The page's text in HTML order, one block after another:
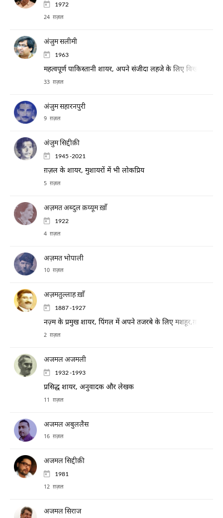
1972
24 ग़ज़ल
अंजुम सलीमी
1963
महत्वपूर्ण पाकिस्तानी शायर, अपने संजीदा लहजे के लिए विख्यात।
33 ग़ज़ल
अंजुम सहारनपुरी
9 ग़ज़ल
अंजुम सिद्दीक़ी
1945 -2021
ग़ज़ल के शायर, मुशायरों में भी लोकप्रिय
5 ग़ज़ल
अज़मत अब्दुल क़य्यूम ख़ाँ
1922
4 ग़ज़ल
अज़मत भोपाली
10 ग़ज़ल
अज़मतुल्लाह ख़ाँ
1887 -1927
नज़्म के प्रमुख शायर, पिंगल में अपने तजरबे के लिए मशहूर,ग़ज़ल के
2 ग़ज़ल
अजमल अजमली
1932 -1993
प्रसिद्ध शायर, अनुवादक और लेखक
11 ग़ज़ल
अजमल अबुललैस
16 ग़ज़ल
अजमल सिद्दीक़ी
1981
12 ग़ज़ल
अजमल सिराज